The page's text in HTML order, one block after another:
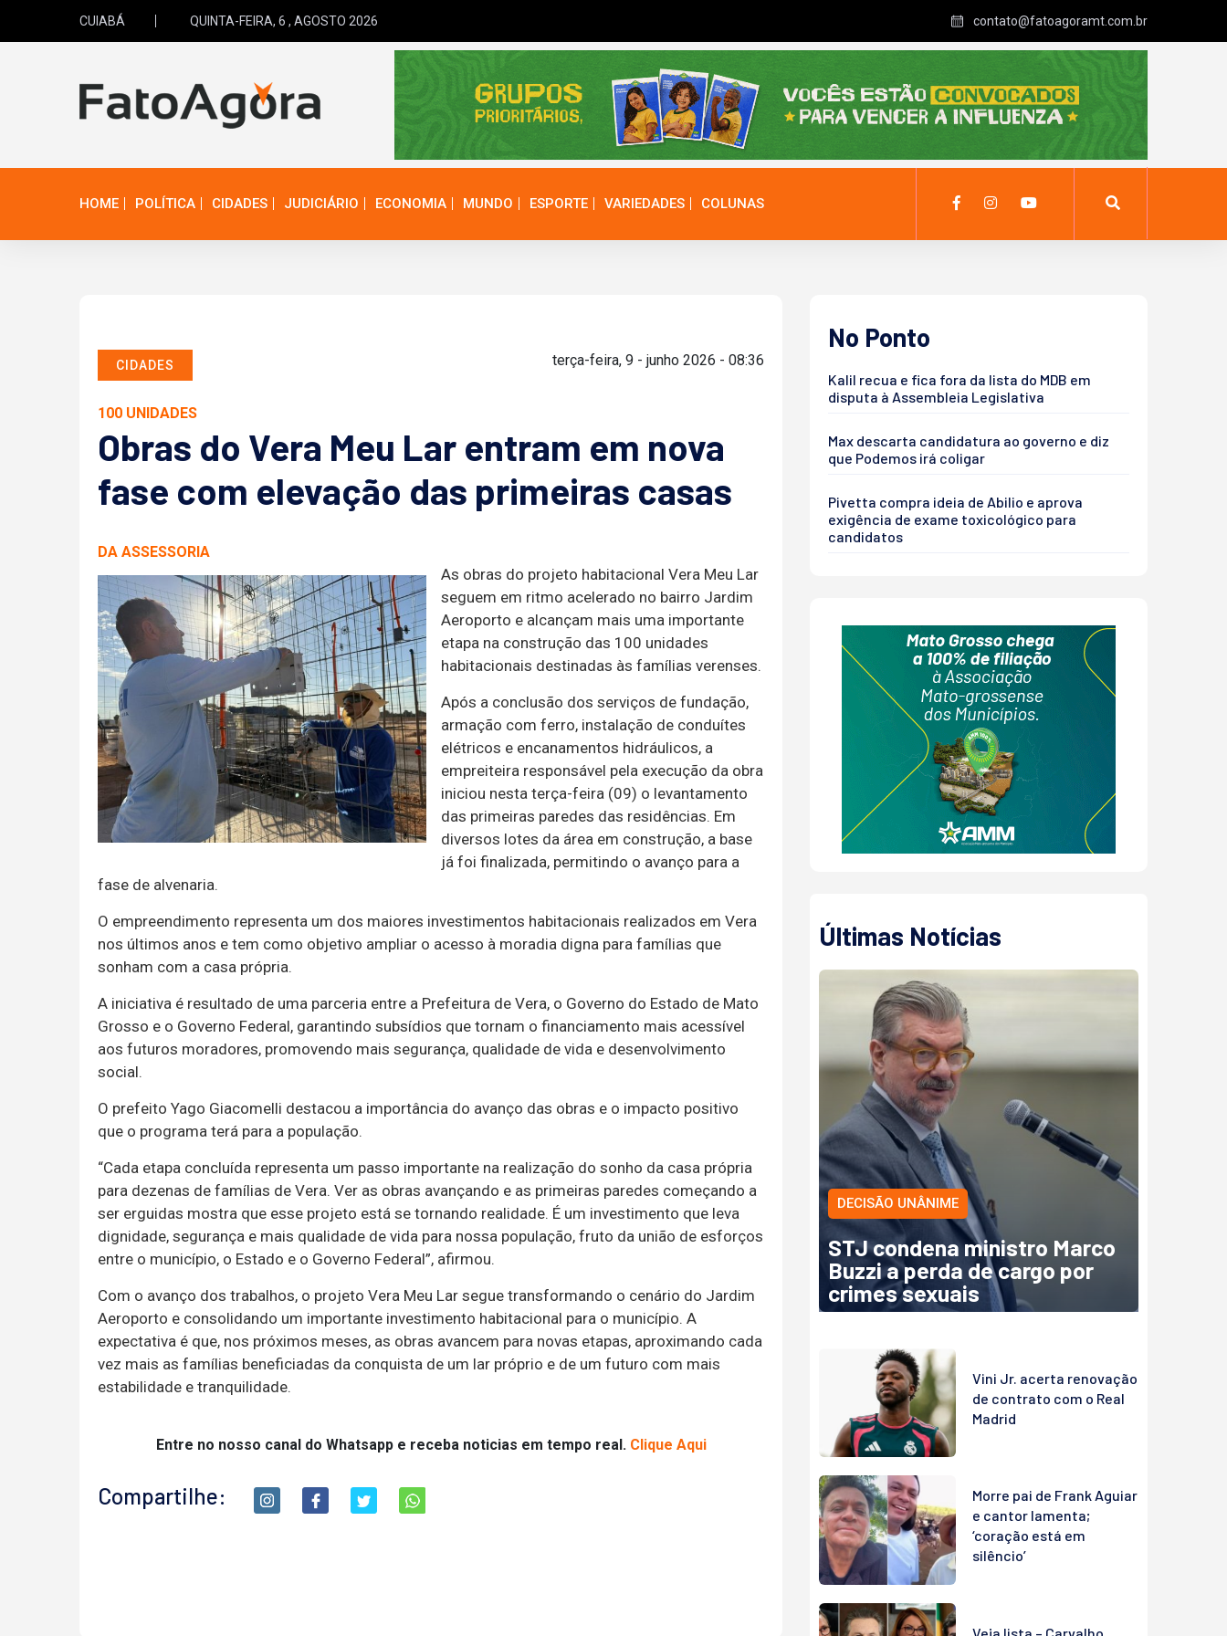
CUIABÁ QUINTA-FEIRA, 6 , AGOSTO 2026 contato@fatoagoramt.com.br
HOME POLÍTICA CIDADES JUDICIÁRIO ECONOMIA MUNDO ESPORTE VARIEDADES COLUNAS
CIDADES terça-feira, 9 - junho 2026 - 08:36
100 UNIDADES
Obras do Vera Meu Lar entram em nova
fase com elevação das primeiras casas
DA ASSESSORIA
As obras do projeto habitacional Vera Meu Lar
seguem em ritmo acelerado no bairro Jardim
Aeroporto e alcançam mais uma importante
etapa na construção das 100 unidades
habitacionais destinadas às famílias verenses.
Após a conclusão dos serviços de fundação,
armação com ferro, instalação de conduítes
elétricos e encanamentos hidráulicos, a
empreiteira responsável pela execução da obra
iniciou nesta terça-feira (09) o levantamento
das primeiras paredes das residências. Em
diversos lotes da área em construção, a base
já foi finalizada, permitindo o avanço para a
fase de alvenaria.
O empreendimento representa um dos maiores investimentos habitacionais realizados em Vera
nos últimos anos e tem como objetivo ampliar o acesso à moradia digna para famílias que
sonham com a casa própria.
A iniciativa é resultado de uma parceria entre a Prefeitura de Vera, o Governo do Estado de Mato
Grosso e o Governo Federal, garantindo subsídios que tornam o financiamento mais acessível
aos futuros moradores, promovendo mais segurança, qualidade de vida e desenvolvimento
social.
O prefeito Yago Giacomelli destacou a importância do avanço das obras e o impacto positivo
que o programa terá para a população.
“Cada etapa concluída representa um passo importante na realização do sonho da casa própria
para dezenas de famílias de Vera. Ver as obras avançando e as primeiras paredes começando a
ser erguidas mostra que esse projeto está se tornando realidade. É um investimento que leva
dignidade, segurança e mais qualidade de vida para nossa população, fruto da união de esforços
entre o município, o Estado e o Governo Federal”, afirmou.
Com o avanço dos trabalhos, o projeto Vera Meu Lar segue transformando o cenário do Jardim
Aeroporto e consolidando um importante investimento habitacional para o município. A
expectativa é que, nos próximos meses, as obras avancem para novas etapas, aproximando cada
vez mais as famílias beneficiadas da conquista de um lar próprio e de um futuro com mais
estabilidade e tranquilidade.
Entre no nosso canal do Whatsapp e receba noticias em tempo real. Clique Aqui
Compartilhe:
No Ponto
Kalil recua e fica fora da lista do MDB em
disputa à Assembleia Legislativa
Max descarta candidatura ao governo e diz
que Podemos irá coligar
Pivetta compra ideia de Abilio e aprova
exigência de exame toxicológico para
candidatos
Últimas Notícias
DECISÃO UNÂNIME
STJ condena ministro Marco
Buzzi a perda de cargo por
crimes sexuais
Vini Jr. acerta renovação
de contrato com o Real
Madrid
Morre pai de Frank Aguiar
e cantor lamenta;
‘coração está em
silêncio’